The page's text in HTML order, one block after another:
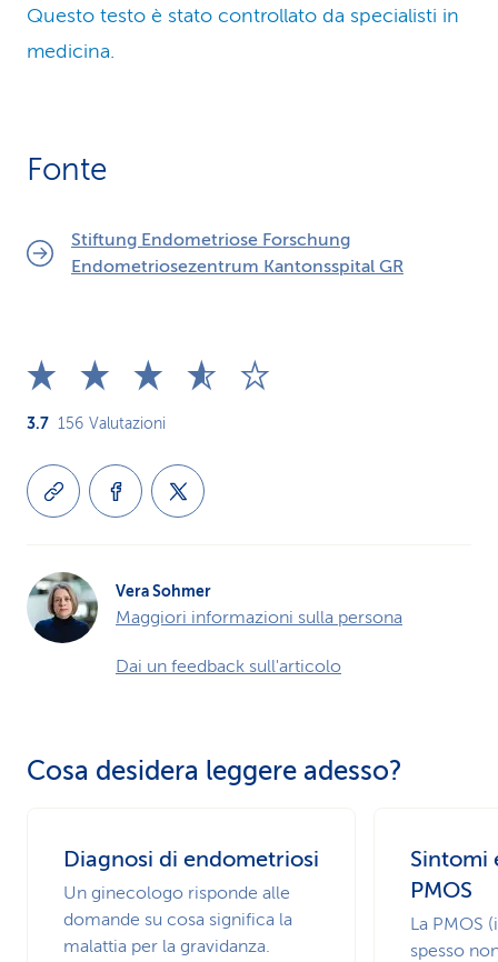
Questo testo è stato controllato da specialisti in
medicina.
Fonte
Stiftung Endometriose Forschung
Endometriosezentrum Kantonsspital GR
3.7 156 Valutazioni
Vera Sohmer
Maggiori informazioni sulla persona
Dai un feedback sull'articolo
Cosa desidera leggere adesso?
Diagnosi di endometriosi
Un ginecologo risponde alle
domande su cosa significa la
malattia per la gravidanza.
Sintomi
PMOS
La PMOS
spesso